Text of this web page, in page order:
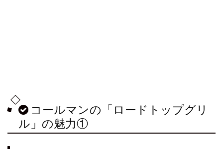
コールマンの「ロードトップグリ
ル」の魅力①